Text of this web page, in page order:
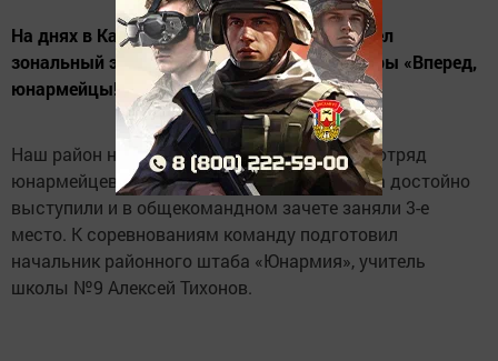
На днях в Казани в центре «Патриот» прошел
зональный этап военно-патриотической игры «Вперед,
юнармейцы!».
Наш район на соревнованиях представлял отряд
юнармейцев Нурлатской школы №9. Ребята достойно
выступили и в общекомандном зачете заняли 3-е
место. К соревнованиям команду подготовил
начальник районного штаба «Юнармия», учитель
школы №9 Алексей Тихонов.